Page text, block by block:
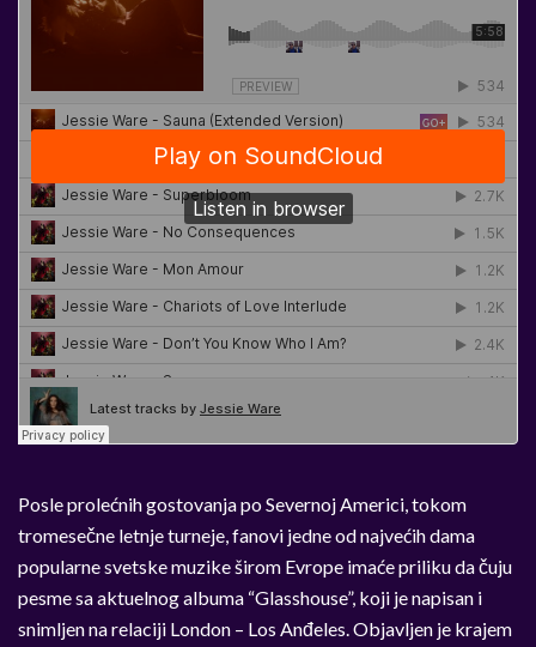
Posle prolećnih gostovanja po Severnoj Americi, tokom
tromesečne letnje turneje, fanovi jedne od najvećih dama
popularne svetske muzike širom Evrope imaće priliku da čuju
pesme sa aktuelnog albuma “Glasshouse”, koji je napisan i
snimljen na relaciji London – Los Anđeles. Objavljen je krajem